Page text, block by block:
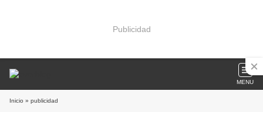
Publicidad
MENU
Inicio » publicidad